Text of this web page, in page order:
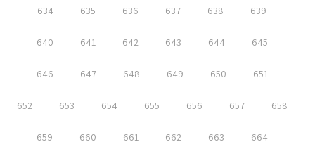
634 635 636 637 638 639
640 641 642 643 644 645
646 647 648 649 650 651
652 653 654 655 656 657 658
659 660 661 662 663 664